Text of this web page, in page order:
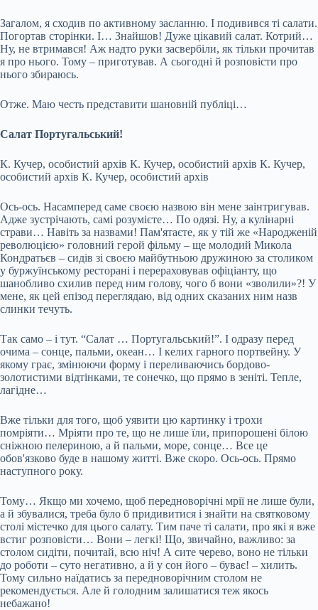
Загалом, я сходив по активному засланню. І подивився ті салати.
Погортав сторінки. І… Знайшов! Дуже цікавий салат. Котрий…
Ну, не втримався! Аж надто руки засвербіли, як тільки прочитав
я про нього. Тому – приготував. А сьогодні й розповісти про
нього збираюсь.
Отже. Маю честь представити шановній публіці…
Салат Португальський!
К. Кучер, особистий архів К. Кучер, особистий архів К. Кучер,
особистий архів К. Кучер, особистий архів
Ось-ось. Насамперед саме своєю назвою він мене заінтригував.
Адже зустрічають, самі розумієте… По одязі. Ну, а кулінарні
страви… Навіть за назвами! Пам'ятаєте, як у тій же «Народженій
революцією» головний герой фільму – ще молодий Микола
Кондратьєв – сидів зі своєю майбутньою дружиною за столиком
у буржуїнському ресторані і перераховував офіціанту, що
шанобливо схилив перед ним голову, чого б вони «зволили»?! У
мене, як цей епізод переглядаю, від одних сказаних ним назв
слинки течуть.
Так само – і тут. “Салат … Португальський!”. І одразу перед
очима – сонце, пальми, океан… І келих гарного портвейну. У
якому грає, змінюючи форму і переливаючись бордово-
золотистими відтінками, те сонечко, що прямо в зеніті. Тепле,
лагідне…
Вже тільки для того, щоб уявити цю картинку і трохи
помріяти… Мріяти про те, що не лише їли, припорошені білою
сніжною пелериною, а й пальми, море, сонце… Все це
обов'язково буде в нашому житті. Вже скоро. Ось-ось. Прямо
наступного року.
Тому… Якщо ми хочемо, щоб передноворічні мрії не лише були,
а й збувалися, треба було б придивитися і знайти на святковому
столі містечко для цього салату. Тим паче ті салати, про які я вже
встиг розповісти… Вони – легкі! Що, звичайно, важливо: за
столом сидіти, почитай, всю ніч! А сите черево, воно не тільки
до роботи – суто негативно, а й у сон його – буває! – хилить.
Тому сильно наїдатись за передноворічним столом не
рекомендується. Але й голодним залишатися теж якось
небажано!